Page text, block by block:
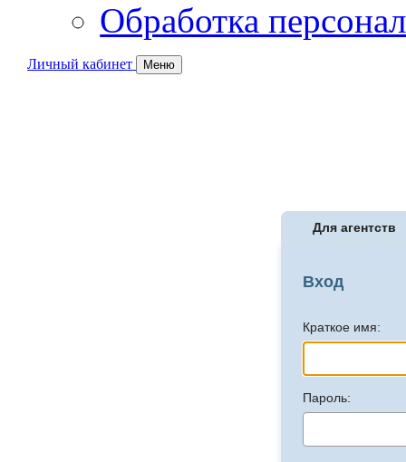
Обработка
Личный кабинет Меню
Для агентств
Вход
Краткое имя:
Пароль: